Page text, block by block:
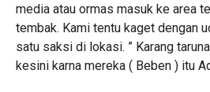
media atau ormas masuk ke area
tembak. Kami tentu kaget dengan
satu saksi di lokasi. ” Karang
kesini karna mereka ( Beben ) itu